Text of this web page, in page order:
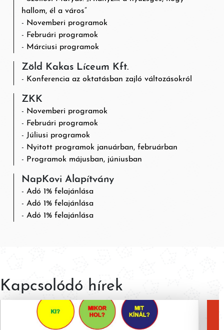
hallom, él a város”
Novemberi programok
Februári programok
Márciusi programok
Zöld Kakas Líceum Kft.
Konferencia az oktatásban zajló változásokról
ZKK
Novemberi programok
Februári programok
Júliusi programok
Nyitott programok januárban, februárban
Programok májusban, júniusban
NapKovi Alapítvány
Adó 1% felajánlása
Adó 1% felajánlása
Adó 1% felajánlása
Kapcsolódó hírek